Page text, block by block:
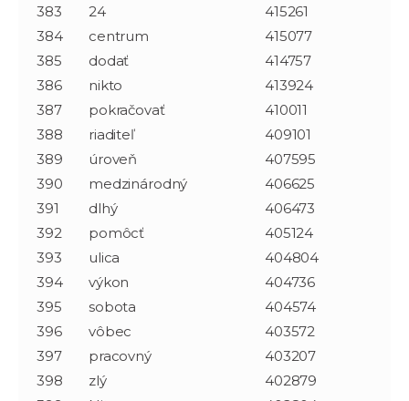
383
24
415261
384
centrum
415077
385
dodať
414757
386
nikto
413924
387
pokračovať
410011
388
riaditeľ
409101
389
úroveň
407595
390
medzinárodný
406625
391
dlhý
406473
392
pomôcť
405124
393
ulica
404804
394
výkon
404736
395
sobota
404574
396
vôbec
403572
397
pracovný
403207
398
zlý
402879